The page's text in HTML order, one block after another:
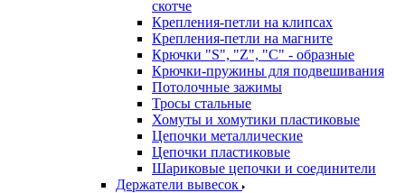
скотче
Крепления-петли на клипсах
Крепления-петли на магните
Крючки "S", "Z", "C" - образные
Крючки-пружины для подвешивания
Потолочные зажимы
Тросы стальные
Хомуты и хомутики пластиковые
Цепочки металлические
Цепочки пластиковые
Шариковые цепочки и соединители
Держатели вывесок